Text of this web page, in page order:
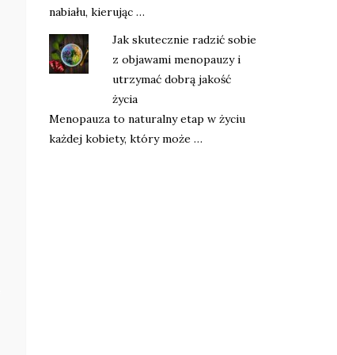
nabiału, kierując …
Jak skutecznie radzić sobie
z objawami menopauzy i
utrzymać dobrą jakość
życia
Menopauza to naturalny etap w życiu
każdej kobiety, który może …